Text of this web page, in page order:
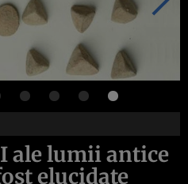
ale lumii antice
elucidate